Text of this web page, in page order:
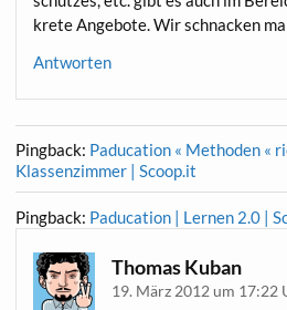
kre­te Ange­bo­te. Wir schna­cken
Antworten
Pingback: Paducation « Methoden «
Klassenzimmer | Scoop.it
Pingback: Paducation | Lernen 2.0 |
Thomas Kuban
19. März 2012 um 17:22